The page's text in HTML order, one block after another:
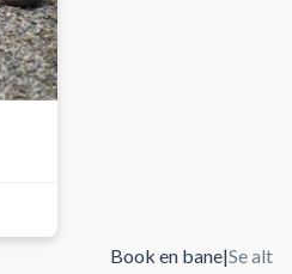
Book en bane|Se alt